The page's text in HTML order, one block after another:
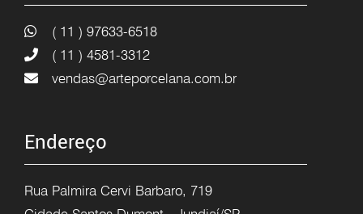
( 11 ) 97633-6518
( 11 ) 4581-3312
vendas@arteporcelana.com.br
Endereço
Rua Palmira Cervi Barbaro, 719